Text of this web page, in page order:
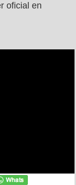
oficial en